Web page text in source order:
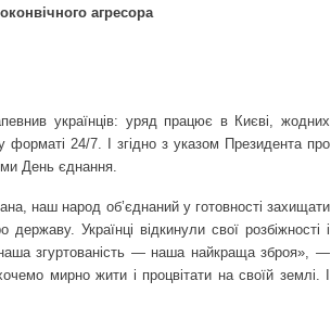
агресора
українців: уряд працює в Києві, жодних
форматі 24/7. І згідно з указом Президента про
День єднання.
наш народ об’єднаний у готовності захищати
Українці відкинули свої розбіжності і
згуртованість — наша найкраща зброя», —
мирно жити і процвітати на своїй землі. І